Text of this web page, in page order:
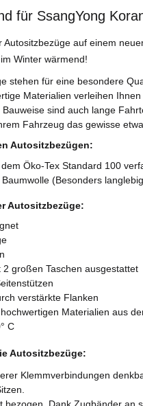
für SsangYong
Autositzbezüge auf einem
Winter wärmend!
stehen für eine besondere
Materialien verleihen
sind auch lange
Fahrzeug das gewisse
Autositzbezügen:
Öko-Tex Standard 100
(Besonders
Autositzbezüge:
großen Taschen ausgestattet
verstärkte Flanken
Materialien aus
C
Autositzbezüge:
Klemmverbindungen